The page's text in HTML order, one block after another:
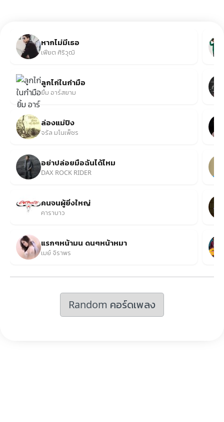
หากไม่มีเธอ
เฟียต ศิริวุฒิ
ลูกไก่ในกำมือ
ยิ้ม อาร์สยาม
ล่องแม่ปิง
จรัล มโนเพ็ชร
อย่าปล่อยมือฉันได้ไหม
DAX ROCK RIDER
คนจนผู้ยิ่งใหญ่
คาราบาว
แรกๆหน้ามน ดนๆหน้าหมา
เมย์ จิราพร
Random คอร์ดเพลง